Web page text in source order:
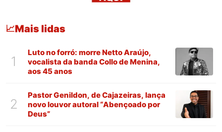
📈Mais lidas
1
Luto no forró: morre Netto Araújo,
vocalista da banda Collo de Menina,
aos 45 anos
2
Pastor Genildon, de Cajazeiras, lança
novo louvor autoral “Abençoado por
Deus”